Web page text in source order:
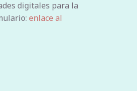
digitales para la
enlace al